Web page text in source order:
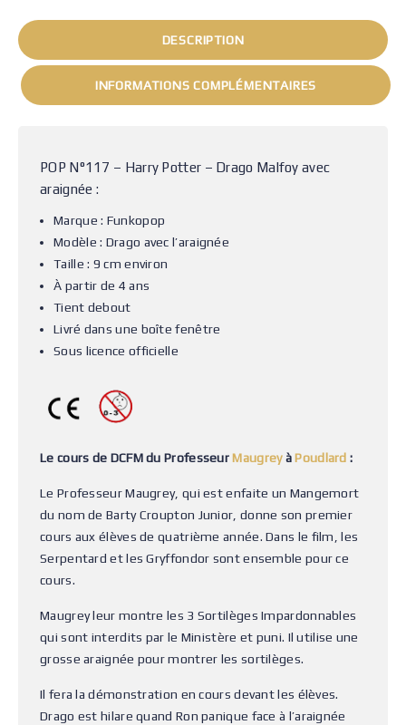
DESCRIPTION
INFORMATIONS COMPLÉMENTAIRES
POP N°117 – Harry Potter – Drago Malfoy avec
araignée :
Marque : Funkopop
Modèle : Drago avec l’araignée
Taille : 9 cm environ
À partir de 4 ans
Tient debout
Livré dans une boîte fenêtre
Sous licence officielle
Le cours de DCFM du ProfesseurMaugreyàPoudlard:
Le Professeur Maugrey, qui est enfaite un Mangemort
du nom de Barty Croupton Junior, donne son premier
cours aux élèves de quatrième année. Dans le film, les
Serpentard et les Gryffondor sont ensemble pour ce
cours.
Maugrey leur montre les 3 Sortilèges Impardonnables
qui sont interdits par le Ministère et puni. Il utilise une
grosse araignée pour montrer les sortilèges.
Il fera la démonstration en cours devant les élèves.
Drago est hilare quand Ron panique face à l’araignée